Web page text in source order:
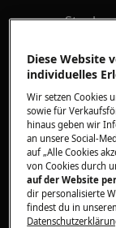
Lösung
Stellen Sie
geknickt ist
Ist der
Einen neuen
unseren
Diese Website
individuelles
Wir setzen Cookies
sowie für
hinaus geben wir
an unsere Social-
auf „Alle Cookies
von Cookies durch
auf der Website
dir personalisierte
findest du in